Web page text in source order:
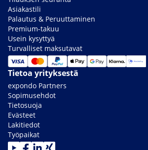
Asiakastili
Palautus & Peruuttaminen
Premium-takuu
Usein kysyttyä
Turvalliset maksutavat
Tietoa yrityksestä
expondo Partners
Sopimusehdot
Tietosuoja
Evästeet
Lakitiedot
Työpaikat